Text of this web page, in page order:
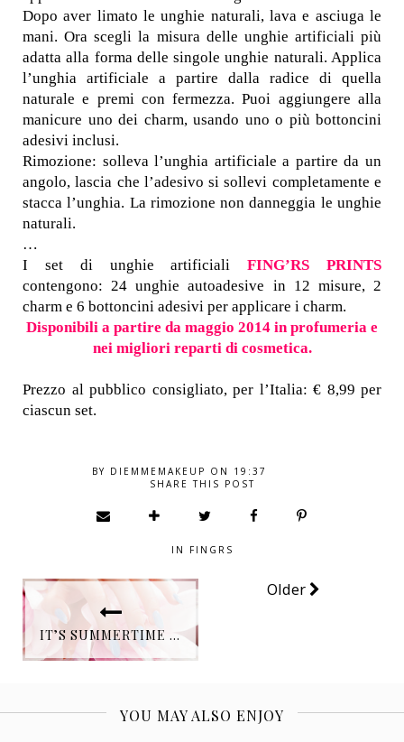
Dopo aver limato le unghie naturali, lava e asciuga le
mani. Ora scegli la misura delle unghie artificiali più
adatta alla forma delle singole unghie naturali. Applica
l’unghia artificiale a partire dalla radice di quella
naturale e premi con fermezza. Puoi aggiungere alla
manicure uno dei charm, usando uno o più bottoncini
adesivi inclusi.
Rimozione: solleva l’unghia artificiale a partire da un
angolo, lascia che l’adesivo si sollevi completamente e
stacca l’unghia. La rimozione non danneggia le unghie
naturali.
…
I set di unghie artificialiFING’RS PRINTS
contengono: 24 unghie autoadesive in 12 misure, 2
charm e 6 bottoncini adesivi per applicare i charm.
Disponibili a partire da maggio 2014 in profumeria e
nei migliori reparti di cosmetica.
Prezzo al pubblico consigliato, per l’Italia: € 8,99 per
ciascun set.
BY DIEMMEMAKEUP ON 19:37
SHARE THIS POST
IN FINGRS
IT’S SUMMERTIME CON ESTROSA
Older
YOU MAY ALSO ENJOY